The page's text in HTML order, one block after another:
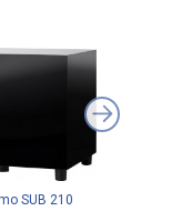
SUB 210